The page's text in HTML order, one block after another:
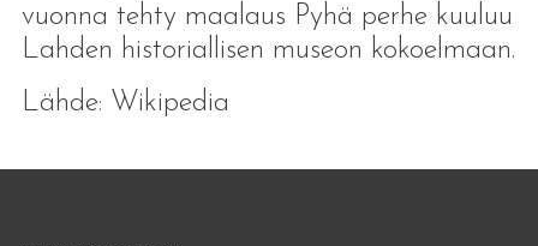
vuonna tehty maalaus Pyhä perhe kuuluu
Lahden historiallisen museon kokoelmaan.
Lähde: Wikipedia